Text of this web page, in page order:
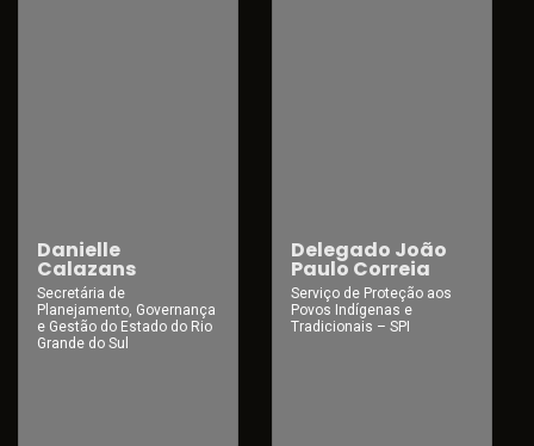
Danielle
Calazans
Secretária de
Planejamento, Governança
e Gestão do Estado do Rio
Grande do Sul
Delegado João
Paulo Correia
Serviço de Proteção aos
Povos Indígenas e
Tradicionais – SPI